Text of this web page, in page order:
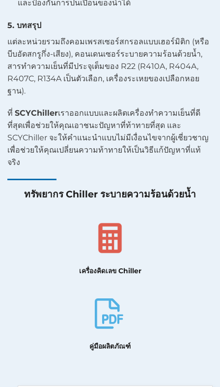
และป้องกันการปนเปื้อนของน้ำได้
5. บทสรุป
แต่ละหน่วยรวมถึงคอมเพรสเซอร์สกรอลแบบเฮอร์มิติก (หรือ
บีบอัดสกรูกึ่ง-เสียง), คอนเดนเซอร์ระบายความร้อนด้วยน้ำ,
สารทำความเย็นที่มีประจุเต็มของ R22 (R410A, R404A,
R407C, R134A เป็นตัวเลือก, เครื่องระเหยของเปลือกหอย
ฐาน).
ที่ SCYChillerเราออกแบบและผลิตเครื่องทำความเย็นที่ดี
ที่สุดเพื่อช่วยให้คุณเอาชนะปัญหาที่ท้าทายที่สุด และ
SCYChiller จะให้คำแนะนำแบบไม่มีเงื่อนไขจากผู้เชี่ยวชาญ
เพื่อช่วยให้คุณเปลี่ยนความท้าทายให้เป็นวิธีแก้ปัญหาที่แท้
จริง
ทรัพยากร Chiller ระบายความร้อนด้วยน้ำ
เครื่องคิดเลข Chiller
คู่มือผลิตภัณฑ์